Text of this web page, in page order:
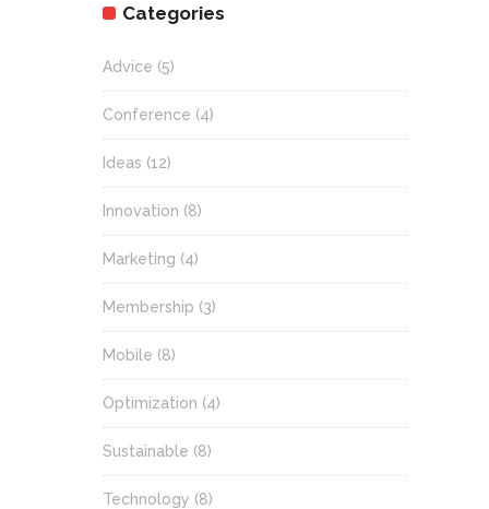
Categories
Advice (5)
Conference (4)
Ideas (12)
Innovation (8)
Marketing (4)
Membership (3)
Mobile (8)
Optimization (4)
Sustainable (8)
Technology (8)